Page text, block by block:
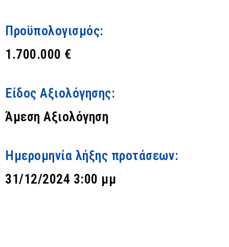
Προϋπολογισμός:
1.700.000 €
Είδος Αξιολόγησης:
Άμεση Αξιολόγηση
Ημερομηνία λήξης προτάσεων:
31/12/2024 3:00 μμ